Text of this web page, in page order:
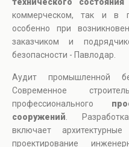
коммерческом, так и в
особенно при
заказчиком и
безопасности - Павлодар.
Аудит промышленной
Современное
профессионального
сооружений .
включает
проектирование